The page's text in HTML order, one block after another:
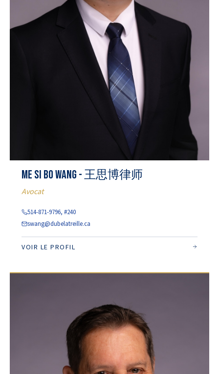
Me Si Bo Wang - 王思博律师
Avocat
514-871-9796, #240
swang@dubelatreille.ca
VOIR LE PROFIL